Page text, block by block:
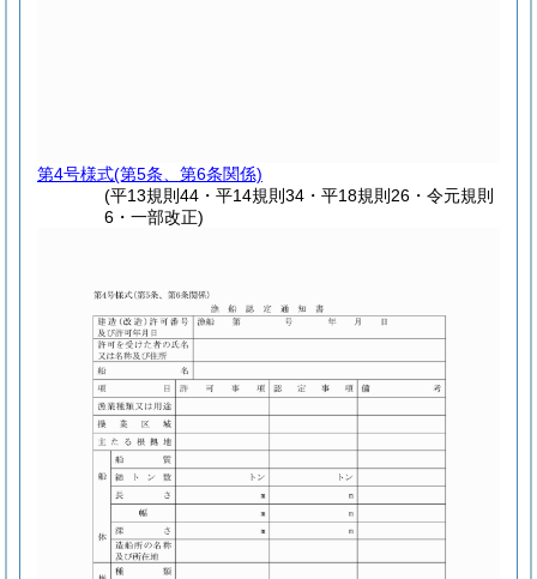
第4号様式(第5条、第6条関係)
(平13規則44・平14規則34・平18規則26・令元規則
6・一部改正)